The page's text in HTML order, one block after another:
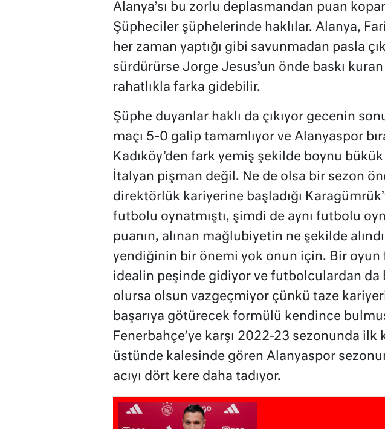
Alanya’sı bu zorlu deplasmandan puan
Şüpheciler şüphelerinde haklılar. Alanya,
her zaman yaptığı gibi savunmadan pasla
sürdürürse Jorge Jesus’un önde baskı kuran
rahatlıkla farka gidebilir.
Şüphe duyanlar haklı da çıkıyor gecenin
maçı 5-0 galip tamamlıyor ve Alanyaspor
Kadıköy’den fark yemiş şekilde boynu bükük
İtalyan pişman değil. Ne de olsa bir sezon
direktörlük kariyerine başladığı
futbolu oynatmıştı, şimdi de aynı futbolu
puanın, alınan mağlubiyetin ne şekilde
yendiğinin bir önemi yok onun için. Bir oyun
idealin peşinde gidiyor ve futbolculardan da
olursa olsun vazgeçmiyor çünkü taze
başarıya götürecek formülü kendince
Fenerbahçe’ye karşı 2022-23 sezonunda ilk
üstünde kalesinde gören Alanyaspor
acıyı dört kere daha tadıyor.